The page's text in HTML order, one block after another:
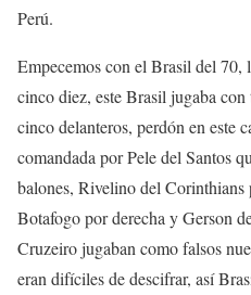
Perú.
Empecemos con el Brasil del 70,
cinco diez, este Brasil jugaba con
cinco delanteros, perdón en este
comandada por Pele del Santos
balones, Rivelino del
Botafogo por derecha y Gerson
Cruzeiro jugaban como falsos
eran difíciles de descifrar, así